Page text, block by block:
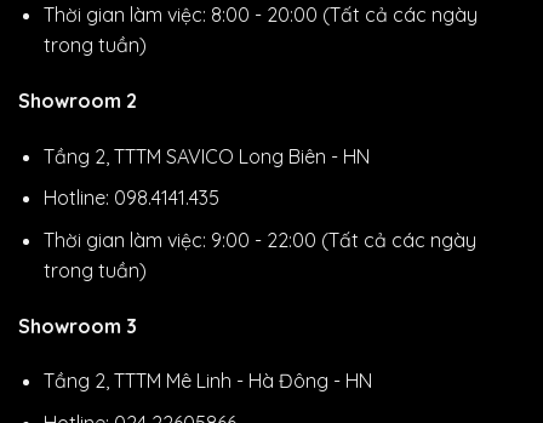
Thời gian làm việc: 8:00 - 20:00 (Tất cả các ngày
trong tuần)
Showroom 2
Tầng 2, TTTM SAVICO Long Biên - HN
Hotline: 098.4141.435
Thời gian làm việc: 9:00 - 22:00 (Tất cả các ngày
trong tuần)
Showroom 3
Tầng 2, TTTM Mê Linh - Hà Đông - HN